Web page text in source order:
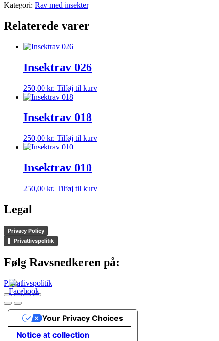
Kategori: Rav med insekter
Relaterede varer
Insektrav 026
250,00 kr. Tilføj til kurv
Insektrav 018
250,00 kr. Tilføj til kurv
Insektrav 010
250,00 kr. Tilføj til kurv
Legal
Privacy Policy
Privatlivspolitik
Følg Ravsnedkeren på:
Privatlivspolitik
Notice at collection
Your Privacy Choices